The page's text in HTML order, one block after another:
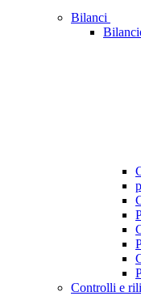
Bilanci
Controlli e